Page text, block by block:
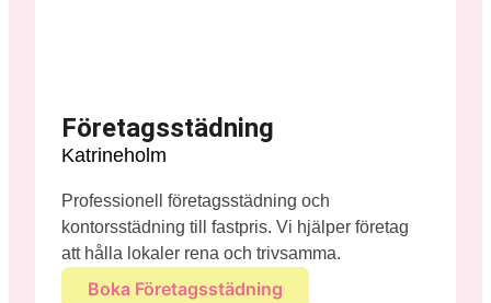
Företagsstädning
Katrineholm
Professionell företagsstädning och
kontorsstädning till fastpris. Vi hjälper företag
att hålla lokaler rena och trivsamma.
Boka Företagsstädning